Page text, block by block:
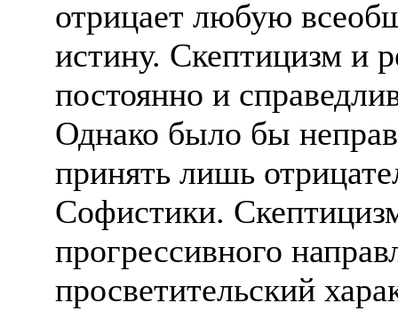
отрицает любую
истину. Скептицизм и
постоянно и
Однако было бы
принять лишь
Софистики.
прогрессивного
просветительский